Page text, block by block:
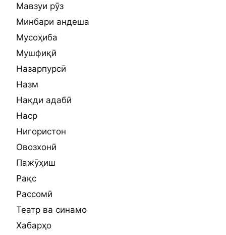
Мавзуи рӯз
Минбари андеша
Мусоҳиба
Мушфиқӣ
Назарпурсӣ
Назм
Нақди адабӣ
Наср
Нигористон
Овозхонӣ
Пажӯҳиш
Рақс
Рассомӣ
Театр ва синамо
Хабарҳо